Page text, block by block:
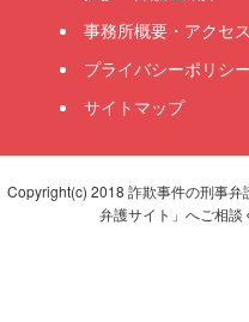
事務所概要・アクセス
プライバシーポリシー
サイトマップ
Copyright(c) 2018 詐欺事件の刑事
弁護サイト」へご相